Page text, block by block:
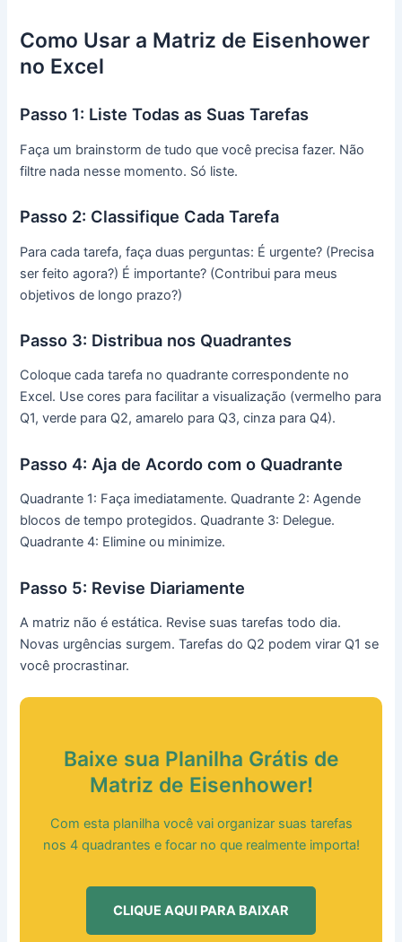
Como Usar a Matriz de Eisenhower
no Excel
Passo 1: Liste Todas as Suas Tarefas
Faça um brainstorm de tudo que você precisa fazer. Não
filtre nada nesse momento. Só liste.
Passo 2: Classifique Cada Tarefa
Para cada tarefa, faça duas perguntas: É urgente? (Precisa
ser feito agora?) É importante? (Contribui para meus
objetivos de longo prazo?)
Passo 3: Distribua nos Quadrantes
Coloque cada tarefa no quadrante correspondente no
Excel. Use cores para facilitar a visualização (vermelho para
Q1, verde para Q2, amarelo para Q3, cinza para Q4).
Passo 4: Aja de Acordo com o Quadrante
Quadrante 1: Faça imediatamente. Quadrante 2: Agende
blocos de tempo protegidos. Quadrante 3: Delegue.
Quadrante 4: Elimine ou minimize.
Passo 5: Revise Diariamente
A matriz não é estática. Revise suas tarefas todo dia.
Novas urgências surgem. Tarefas do Q2 podem virar Q1 se
você procrastinar.
Baixe sua Planilha Grátis de
Matriz de Eisenhower!
Com esta planilha você vai organizar suas tarefas
nos 4 quadrantes e focar no que realmente importa!
CLIQUE AQUI PARA BAIXAR